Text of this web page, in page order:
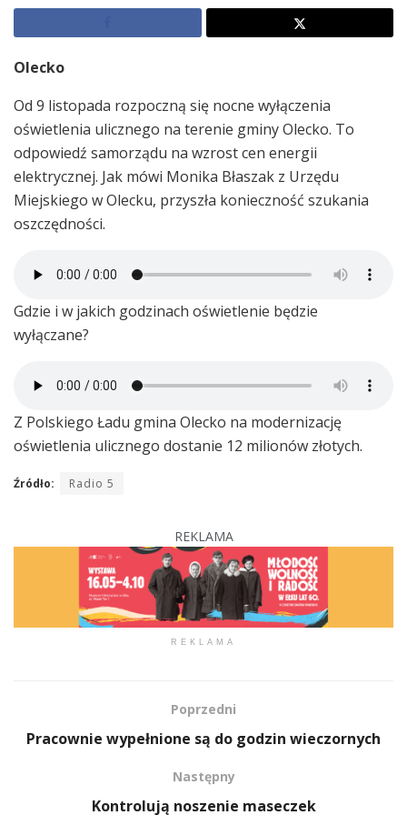
Olecko
Od 9 listopada rozpoczną się nocne wyłączenia
oświetlenia ulicznego na terenie gminy Olecko. To
odpowiedź samorządu na wzrost cen energii
elektrycznej. Jak mówi Monika Błaszak z Urzędu
Miejskiego w Olecku, przyszła konieczność szukania
oszczędności.
Gdzie i w jakich godzinach oświetlenie będzie
wyłączane?
Z Polskiego Ładu gmina Olecko na modernizację
oświetlenia ulicznego dostanie 12 milionów złotych.
Źródło: Radio 5
REKLAMA
REKLAMA
Poprzedni
Pracownie wypełnione są do godzin wieczornych
Następny
Kontrolują noszenie maseczek